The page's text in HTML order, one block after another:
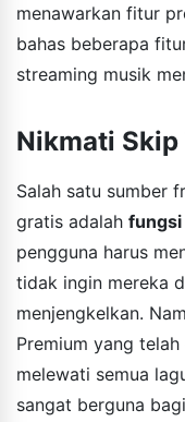
menawarkan fitur
bahas beberapa
streaming musik
Nikmati Skip
Salah satu sumber
gratis adalah fungsi
pengguna harus
tidak ingin mereka
menjengkelkan.
Premium yang
melewati semua
sangat berguna